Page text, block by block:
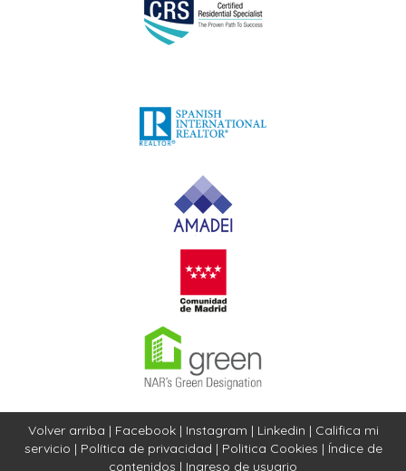
Volver arriba | Facebook| Instagram | Linkedin | Califica mi
servicio | Política de privacidad | Politica Cookies | Índice de
contenidos | Ingreso de usuario